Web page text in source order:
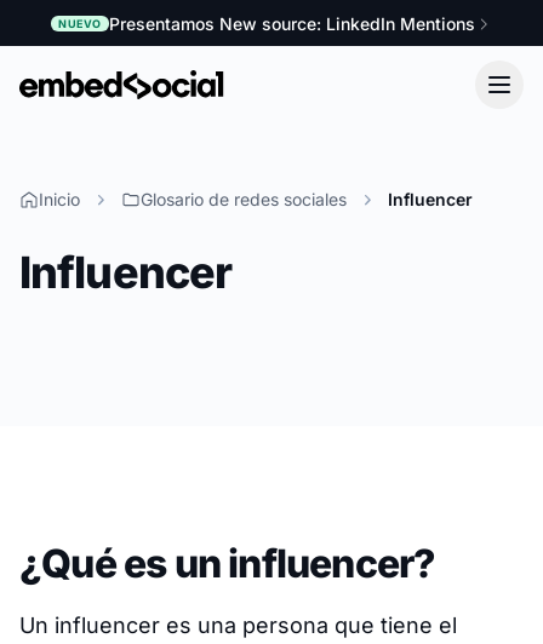
NUEVO Presentamos New source: LinkedIn Mentions
Inicio Glosario de redes sociales Influencer
Influencer
¿Qué es un influencer?
Un influencer es una persona que tiene el